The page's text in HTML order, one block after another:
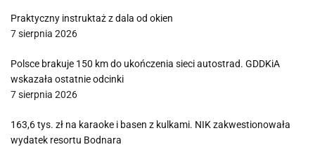
Praktyczny instruktaż z dala od okien
7 sierpnia 2026
Polsce brakuje 150 km do ukończenia sieci autostrad. GDDKiA
wskazała ostatnie odcinki
7 sierpnia 2026
163,6 tys. zł na karaoke i basen z kulkami. NIK zakwestionowała
wydatek resortu Bodnara